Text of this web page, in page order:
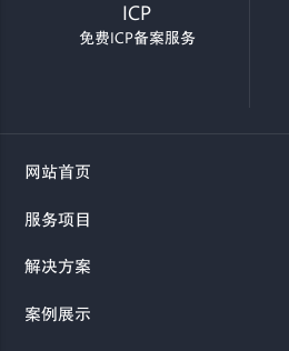
ICP
免费ICP备案服务
网站首页
服务项目
解决方案
案例展示